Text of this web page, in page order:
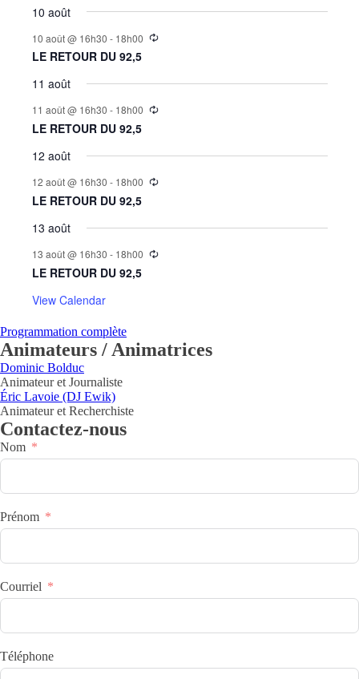
10 août
10 août @ 16h30 - 18h00
LE RETOUR DU 92,5
11 août
11 août @ 16h30 - 18h00
LE RETOUR DU 92,5
12 août
12 août @ 16h30 - 18h00
LE RETOUR DU 92,5
13 août
13 août @ 16h30 - 18h00
LE RETOUR DU 92,5
View Calendar
Programmation complète
Animateurs / Animatrices
Dominic Bolduc
Animateur et Journaliste
Éric Lavoie (DJ Ewik)
Animateur et Recherchiste
Contactez-nous
Nom
Prénom
Courriel
Téléphone